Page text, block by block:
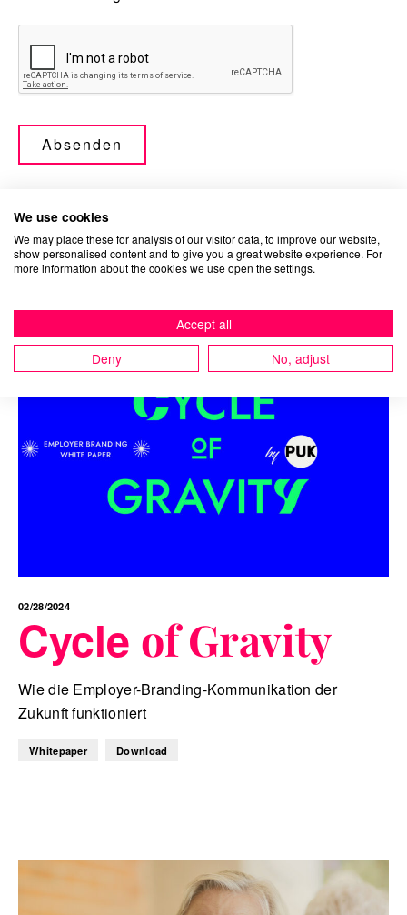
Absenden
Ähnliche Inhalte
02/28/2024
Cycle of Gravity
Wie die Employer-Branding-Kommunikation der
Zukunft funktioniert
Whitepaper Download
We use cookies
We may place these for analysis of our visitor data, to improve our website,
show personalised content and to give you a great website experience. For
more information about the cookies we use open the settings.
Accept all
Deny
No, adjust